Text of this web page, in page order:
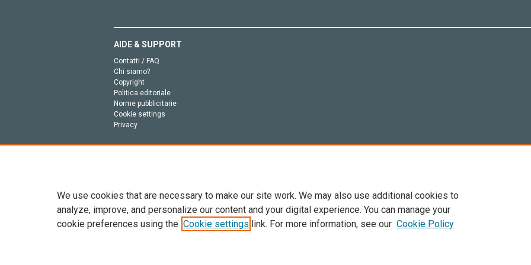
AIDE & SUPPORT
Contatti / FAQ
Chi siamo?
Copyright
Politica editoriale
Norme pubblicitarie
Cookie settings
Privacy
Tutto il contenuto di questo sito: Copyright © 2026 Elsevier, i suoi licenziatari e contributori. Tutti i diritti sono riservati. Inclusi diritti
We use cookies that are necessary to make our site work. We may also use additional cookies to
analyze, improve, and personalize our content and your digital experience. You can manage your
cookie preferences using the Cookie settings link. For more information, see our Cookie Policy